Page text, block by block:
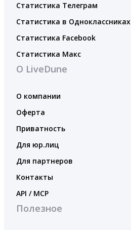
Статистика Телеграм
Статистика в Одноклассниках
Статистика Facebook
Статистика Макс
О LiveDune
О компании
Оферта
Приватность
Для юр.лиц
Для партнеров
Контакты
API / MCP
Полезное